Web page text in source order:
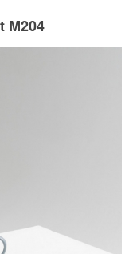
M204